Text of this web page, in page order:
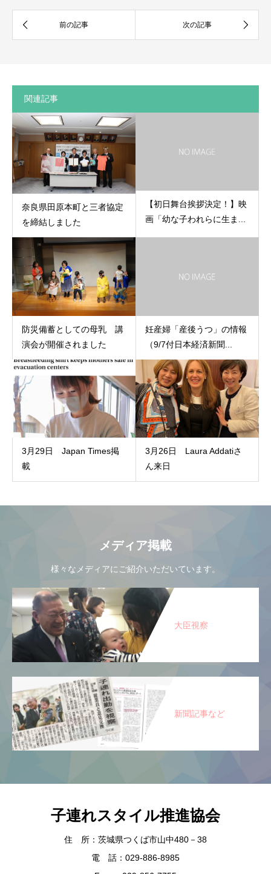
関連記事
奈良県田原本町と三者協定
を締結しました
【初日舞台挨拶決定！】映
画「幼な子われらに生ま...
防災備蓄としての母乳 講
演会が開催されました
妊産婦「産後うつ」の情報
（9/7付日本経済新聞...
3月29日 Japan Times掲
載
3月26日 Laura Addatiさ
ん来日
メディア掲載
様々なメディアにご紹介いただいています。
大臣視察
新聞記事など
子連れスタイル推進協会
住 所：茨城県つくば市山中480－38
電 話：029-886-8985